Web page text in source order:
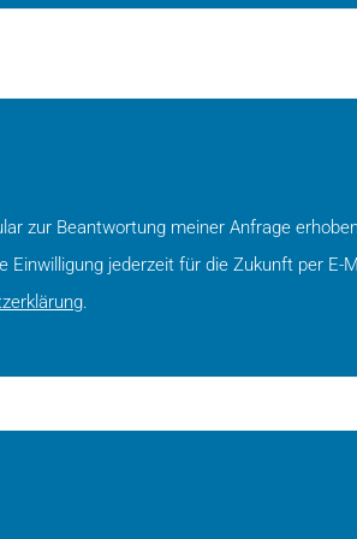
zur Beantwortung meiner Anfrage
jederzeit für die Zukunft per
.